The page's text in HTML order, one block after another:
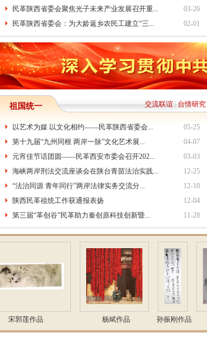
民革陕西省委会聚焦光子未来产业发展召开重...
03-26
民革陕西省委会：为大龄返乡农民工建立“三...
02-01
祖国统一 交流联谊 台情研究
以艺术为媒 以文化相约——民革陕西省委会...
05-25
第十九届“九州同根 两岸一脉”文化艺术展...
04-07
元宵佳节话团圆——民革西安市委会召开202...
03-03
海峡两岸刑法交流座谈会在陕台青苗法治实践...
12-25
“法治同源 青年同行”两岸法律实务交流分...
12-10
陕西民革祖统工作获通报表扬
12-04
第三届“革创谷”民革助力秦创原科技创新暨...
11-28
宋郭莲作品 杨斌作品 孙振刚作品